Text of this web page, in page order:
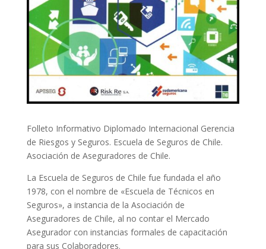
Folleto Informativo Diplomado Internacional Gerencia
de Riesgos y Seguros. Escuela de Seguros de Chile.
Asociación de Aseguradores de Chile.
La Escuela de Seguros de Chile fue fundada el año
1978, con el nombre de «Escuela de Técnicos en
Seguros», a instancia de la Asociación de
Aseguradores de Chile, al no contar el Mercado
Asegurador con instancias formales de capacitación
para sus Colaboradores.